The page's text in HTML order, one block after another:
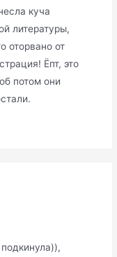
куча
литературы,
оторвано от
Ёпт, это
потом они